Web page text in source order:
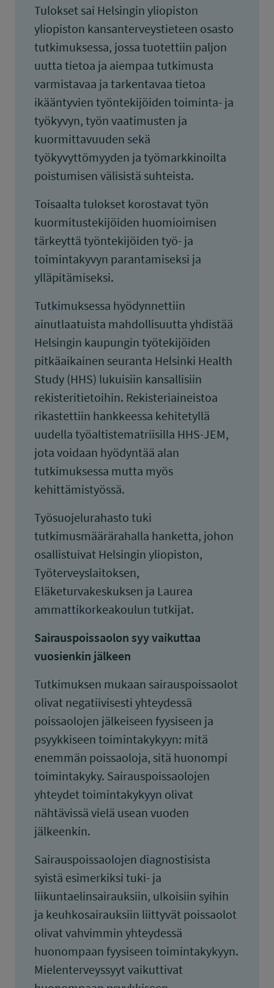
Tulokset sai Helsingin yliopiston
yliopiston kansanterveystieteen osasto
tutkimuksessa, jossa tuotettiin paljon
uutta tietoa ja aiempaa tutkimusta
varmistavaa ja tarkentavaa tietoa
ikääntyvien työntekijöiden toiminta- ja
työkyvyn, työn vaatimusten ja
kuormittavuuden sekä
työkyvyttömyyden ja työmarkkinoilta
poistumisen välisistä suhteista.
Toisaalta tulokset korostavat työn
kuormitustekijöiden huomioimisen
tärkeyttä työntekijöiden työ- ja
toimintakyvyn parantamiseksi ja
ylläpitämiseksi.
Tutkimuksessa hyödynnettiin
ainutlaatuista mahdollisuutta yhdistää
Helsingin kaupungin työtekijöiden
pitkäaikainen seuranta Helsinki Health
Study (HHS) lukuisiin kansallisiin
rekisteritietoihin. Rekisteriaineistoa
rikastettiin hankkeessa kehitetyllä
uudella työaltistematriisilla HHS-JEM,
jota voidaan hyödyntää alan
tutkimuksessa mutta myös
kehittämistyössä.
Työsuojelurahasto tuki
tutkimusmäärärahalla hanketta, johon
osallistuivat Helsingin yliopiston,
Työterveyslaitoksen,
Eläketurvakeskuksen ja Laurea
ammattikorkeakoulun tutkijat.
Sairauspoissaolon syy vaikuttaa
vuosienkin jälkeen
Tutkimuksen mukaan sairauspoissaolot
olivat negatiivisesti yhteydessä
poissaolojen jälkeiseen fyysiseen ja
psyykkiseen toimintakykyyn: mitä
enemmän poissaoloja, sitä huonompi
toimintakyky. Sairauspoissaolojen
yhteydet toimintakykyyn olivat
nähtävissä vielä usean vuoden
jälkeenkin.
Sairauspoissaolojen diagnostisista
syistä esimerkiksi tuki- ja
liikuntaelinsairauksiin, ulkoisiin syihin
ja keuhkosairauksiin liittyvät poissaolot
olivat vahvimmin yhteydessä
huonompaan fyysiseen toimintakykyyn.
Mielenterveyssyyt vaikuttivat